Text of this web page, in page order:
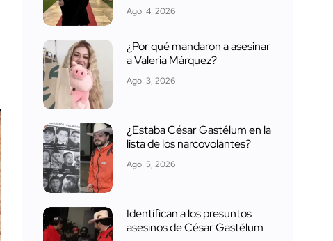
Ago. 4, 2026
¿Por qué mandaron a asesinar
a Valeria Márquez?
Ago. 3, 2026
¿Estaba César Gastélum en la
lista de los narcovolantes?
Ago. 5, 2026
Identifican a los presuntos
asesinos de César Gastélum